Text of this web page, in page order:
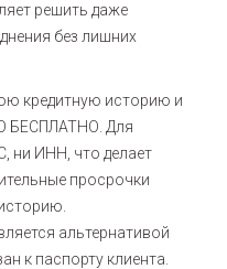
решить даже
без лишних
кредитную историю и
БЕСПЛАТНО. Для
ни ИНН, что делает
просрочки
альтернативой
к паспорту клиента.